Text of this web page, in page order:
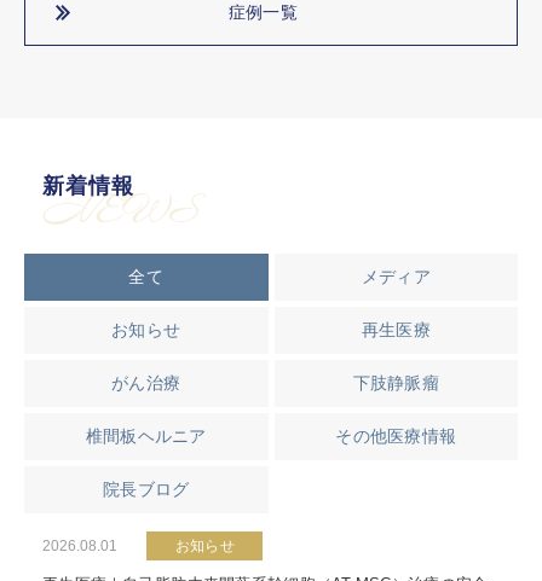
症例一覧
新着情報
NEWS
全て メディア
お知らせ 再生医療
がん治療 下肢静脈瘤
椎間板ヘルニア その他医療情報
院長ブログ
2026.08.01 お知らせ